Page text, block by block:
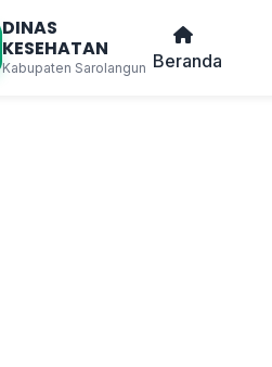
DINAS
KESEHATAN
Kabupaten Sarolangun Beranda